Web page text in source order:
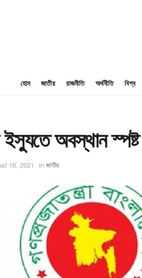
হোম জাতীয় রাজনীতি অর্থনীতি বিশ্ব
অবস্থান
16, 2021 in জাতীয়